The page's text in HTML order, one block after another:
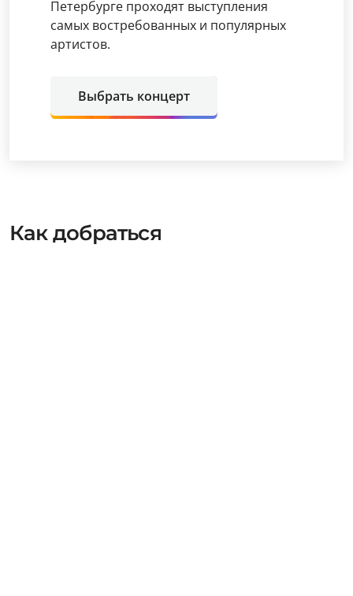
Петербурге проходят выступления
самых востребованных и популярных
артистов.
Выбрать концерт
Как добраться